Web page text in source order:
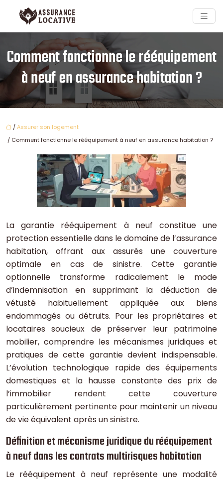
Comment fonctionne le rééquipement
à neuf en assurance habitation ?
/Assurer son logement
/ Comment fonctionne le rééquipement à neuf en assurance habitation ?
La garantie rééquipement à neuf constitue une
protection essentielle dans le domaine de l’assurance
habitation, offrant aux assurés une couverture
optimale en cas de sinistre. Cette garantie
optionnelle transforme radicalement le mode
d’indemnisation en supprimant la déduction de
vétusté habituellement appliquée aux biens
endommagés ou détruits. Pour les propriétaires et
locataires soucieux de préserver leur patrimoine
mobilier, comprendre les mécanismes juridiques et
pratiques de cette garantie devient indispensable.
L’évolution technologique rapide des équipements
domestiques et la hausse constante des prix de
l’immobilier rendent cette couverture
particulièrement pertinente pour maintenir un niveau
de vie équivalent après un sinistre.
Définition et mécanisme juridique du rééquipement
à neuf dans les contrats multirisques habitation
Le rééquipement à neuf représente une modalité